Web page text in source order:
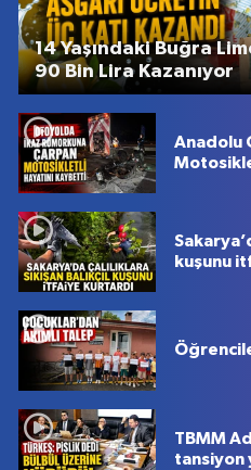
14 Yaşındaki Buğra
90 Bin Lira Kazanıyor
Anadolu
kuşunu
TBMM
tansiyon